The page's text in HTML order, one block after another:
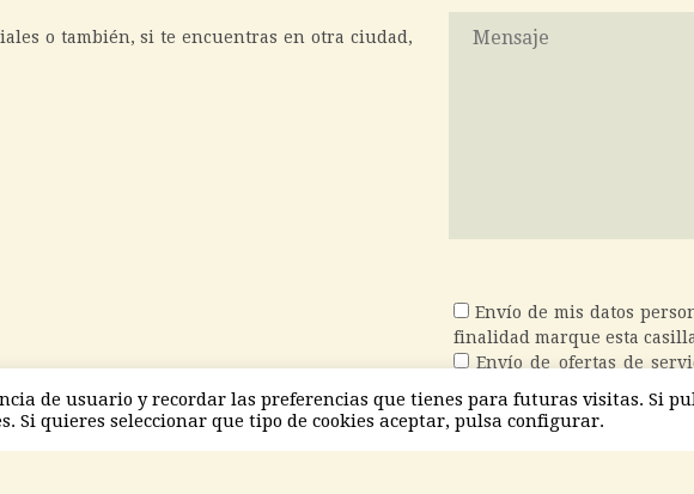
o también, si te encuentras en otra ciudad,
Envío de mis datos
finalidad marque esta
Envío de ofertas de
de usuario y recordar las preferencias que tienes para futuras visitas. Si
Si quieres seleccionar que tipo de cookies aceptar, pulsa configurar.